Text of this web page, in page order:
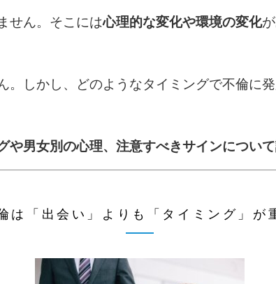
せん。そこには心理的な変化や環境の変化が
。しかし、どのようなタイミングで不倫に
男女別の心理、注意すべきサインについて
は「出会い」よりも「タイミング」が